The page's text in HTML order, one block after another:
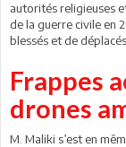
autorités religieuses
de la guerre civile en
blessés et de déplacés.
Frappes
drones
M. Maliki s’est en